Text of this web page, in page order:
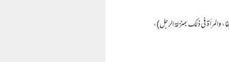
والمرأة في ذلك بمنزلة الرجل)،